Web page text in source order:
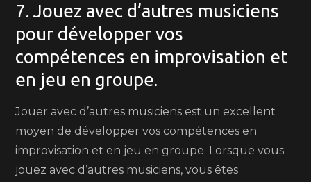
7. Jouez avec d’autres musiciens
pour développer vos
compétences en improvisation et
en jeu en groupe.
Jouer avec d’autres musiciens est un excellent
moyen de développer vos compétences en
improvisation et en jeu en groupe. Lorsque vous
jouez avec d’autres musiciens, vous êtes